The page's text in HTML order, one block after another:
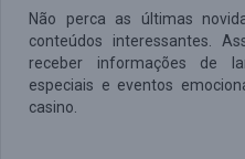
Não perca as últimas
conteúdos interessantes.
receber informações de
especiais e eventos
casino.